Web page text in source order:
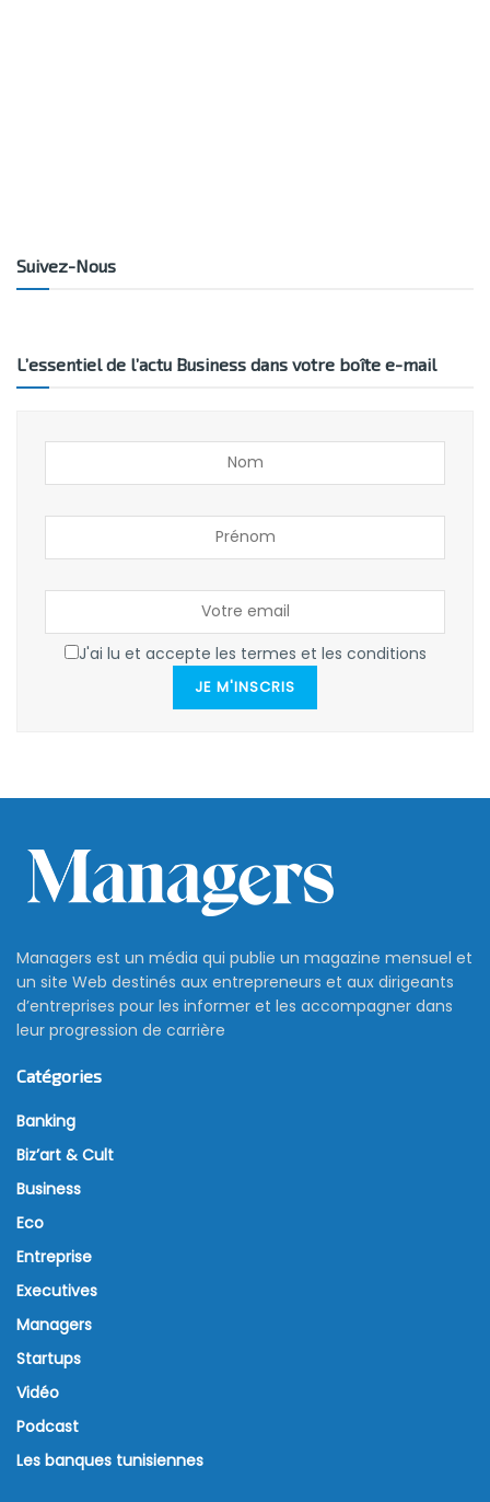
Suivez-Nous
L’essentiel de l’actu Business dans votre boîte e-mail
J'ai lu et accepte les termes et les conditions
JE M'INSCRIS
Managers est un média qui publie un magazine mensuel et
un site Web destinés aux entrepreneurs et aux dirigeants
d’entreprises pour les informer et les accompagner dans
leur progression de carrière
Catégories
Banking
Biz’art & Cult
Business
Eco
Entreprise
Executives
Managers
Startups
Vidéo
Podcast
Les banques tunisiennes